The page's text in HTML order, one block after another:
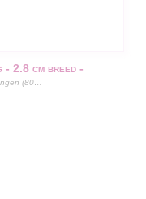
2.8 cm breed -
(80…